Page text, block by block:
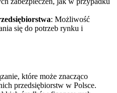
: Możliwość
się do potrzeb rynku i
które może znacząco
przedsiębiorstw w Polsce.